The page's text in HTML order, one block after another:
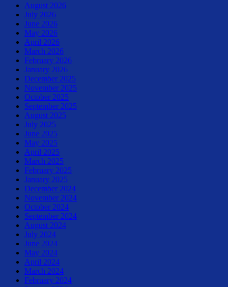
August 2026
July 2026
June 2026
May 2026
April 2026
March 2026
February 2026
January 2026
December 2025
November 2025
October 2025
September 2025
August 2025
July 2025
June 2025
May 2025
April 2025
March 2025
February 2025
January 2025
December 2024
November 2024
October 2024
September 2024
August 2024
July 2024
June 2024
May 2024
April 2024
March 2024
February 2024